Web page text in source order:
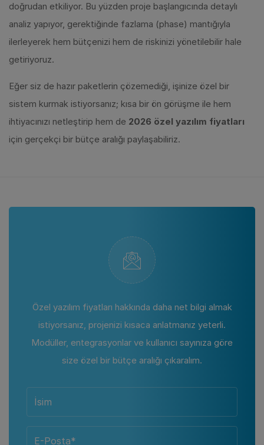
doğrudan etkiliyor. Bu yüzden proje başlangıcında detaylı
analiz yapıyor, gerektiğinde fazlama (phase) mantığıyla
ilerleyerek hem bütçenizi hem de riskinizi yönetilebilir hale
getiriyoruz.
Eğer siz de hazır paketlerin çözemediği, işinize özel bir
sistem kurmak istiyorsanız; kısa bir ön görüşme ile hem
ihtiyacınızı netleştirip hem de 2026 özel yazılım fiyatları
için gerçekçi bir bütçe aralığı paylaşabiliriz.
Özel yazılım fiyatları hakkında daha net bilgi almak
istiyorsanız, projenizi kısaca anlatmanız yeterli.
Modüller, entegrasyonlar ve kullanıcı sayınıza göre
size özel bir bütçe aralığı çıkaralım.